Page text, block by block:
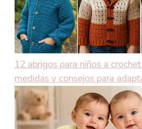
12 abrigos para niños a
medidas y consejos para